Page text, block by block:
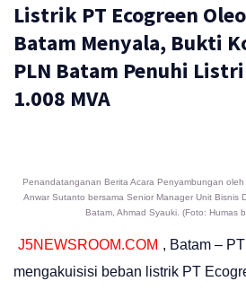
Listrik PT Ecogreen
Batam Menyala, Bukti
PLN Batam Penuhi
1.008 MVA
Penandatanganan Berita Acara Penyambungan
Anwar Sutanto bersama Senior Manager Unit Bisnis
Batam, Ahmad Syauki. (Foto: Humas
J5NEWSROOM.COM , Batam –
mengakuisisi beban listrik PT